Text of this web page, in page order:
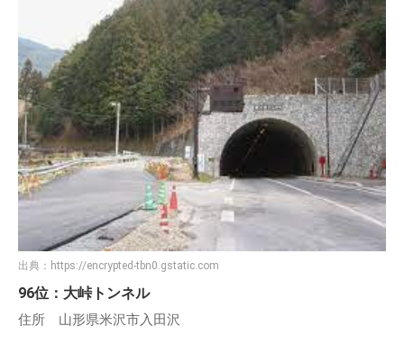
出典： https://encrypted-tbn0.gstatic.com
96位：大峠トンネル
住所 山形県米沢市入田沢